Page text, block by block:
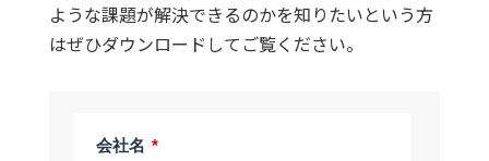
ような課題が解決できるのかを知りたいという方
はぜひダウンロードしてご覧ください。